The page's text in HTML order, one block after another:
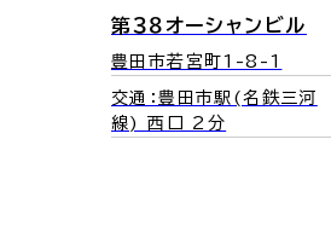
第３８オーシャンビル
豊田市若宮町1-8-1
交通：豊田市駅(名鉄三河
線) 西口 2分